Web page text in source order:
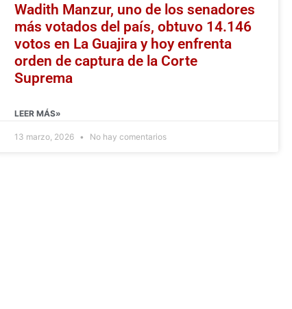
Wadith Manzur, uno de los senadores
más votados del país, obtuvo 14.146
votos en La Guajira y hoy enfrenta
orden de captura de la Corte
Suprema
LEER MÁS»
13 marzo, 2026 No hay comentarios